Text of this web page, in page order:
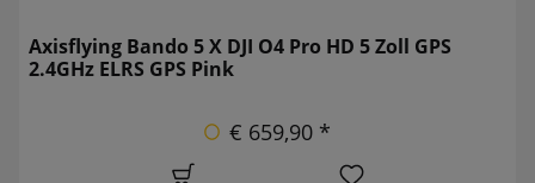
Axisflying Bando 5 X DJI O4 Pro HD 5 Zoll GPS
2.4GHz ELRS GPS Pink
€ 659,90 *